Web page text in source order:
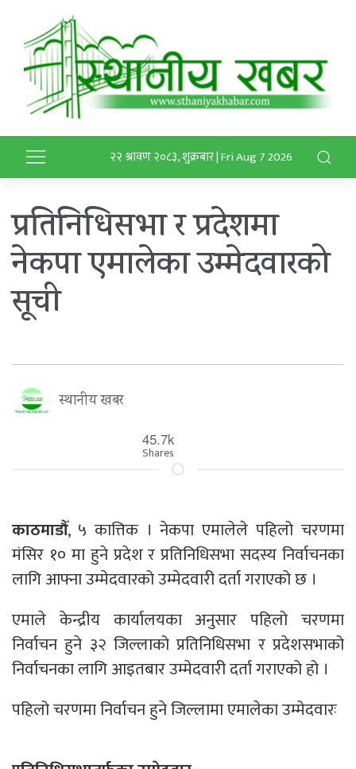
२२ श्रावण २०८३, शुक्रबार | Fri Aug 7 2026
प्रतिनिधिसभा र प्रदेशमा
नेकपा एमालेका उम्मेदवारको
सूची
स्थानीय खबर
45.7k
Shares
काठमाडौँ, ५ कात्तिक । नेकपा एमालेले पहिलो चरणमा
मंसिर १० मा हुने प्रदेश र प्रतिनिधिसभा सदस्य निर्वाचनका
लागि आफ्ना उम्मेदवारको उम्मेदवारी दर्ता गराएको छ ।
एमाले केन्द्रीय कार्यालयका अनुसार पहिलो चरणमा
निर्वाचन हुने ३२ जिल्लाको प्रतिनिधिसभा र प्रदेशसभाको
निर्वाचनका लागि आइतबार उम्मेदवारी दर्ता गराएको हो ।
पहिलो चरणमा निर्वाचन हुने जिल्लामा एमालेका उम्मेदवारः